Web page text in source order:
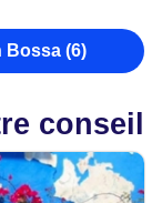
Bossa (6)
conseil